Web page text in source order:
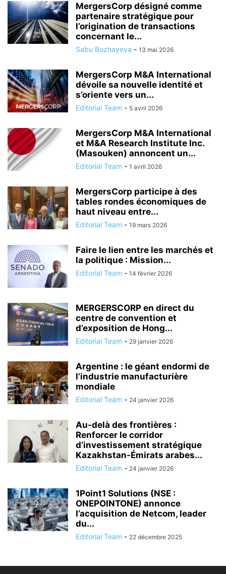
MergersCorp désigné comme
partenaire stratégique pour
l’origination de transactions
concernant le...
Sabu Bozhayeva - 13 mai 2026
MergersCorp M&A International
dévoile sa nouvelle identité et
s’oriente vers un...
Editorial Team - 5 avril 2026
MergersCorp M&A International
et M&A Research Institute Inc.
(Masouken) annoncent un...
Editorial Team - 1 avril 2026
MergersCorp participe à des
tables rondes économiques de
haut niveau entre...
Editorial Team - 19 mars 2026
Faire le lien entre les marchés et
la politique : Mission...
Editorial Team - 14 février 2026
MERGERSCORP en direct du
centre de convention et
d’exposition de Hong...
Editorial Team - 29 janvier 2026
Argentine : le géant endormi de
l’industrie manufacturière
mondiale
Editorial Team - 24 janvier 2026
Au-delà des frontières :
Renforcer le corridor
d’investissement stratégique
Kazakhstan-Émirats arabes...
Editorial Team - 24 janvier 2026
1Point1 Solutions (NSE :
ONEPOINTONE) annonce
l’acquisition de Netcom, leader
du...
Editorial Team - 22 décembre 2025